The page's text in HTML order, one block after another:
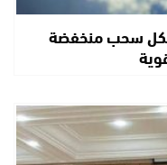
سحب منخفضة